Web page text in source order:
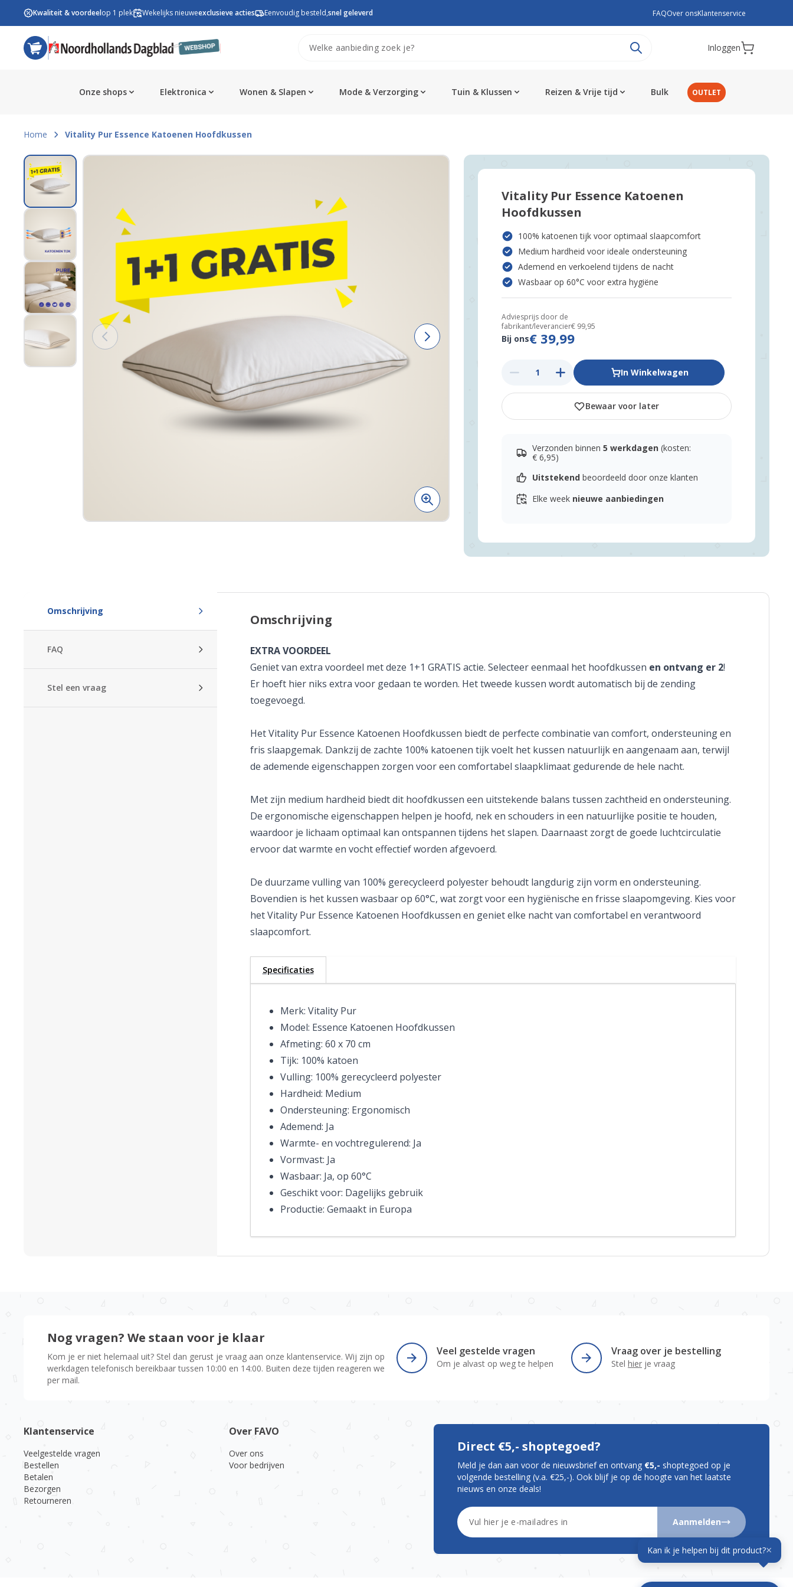
Ga naar de inhoud
Kwaliteit & voordeelop 1 plek Wekelijks nieuweexclusieve acties Eenvoudig besteld,snel geleverd FAQOver onsKlantenservice
Inloggen
Onze shops Elektronica Wonen & Slapen Mode & Verzorging Tuin & Klussen Reizen & Vrije tijd Bulk OUTLET
Home Vitality Pur Essence Katoenen Hoofdkussen
View larger image
View larger image
View larger image
View larger image
Vitality Pur Essence Katoenen
Hoofdkussen
100% katoenen tijk voor optimaal slaapcomfort
Medium hardheid voor ideale ondersteuning
Ademend en verkoelend tijdens de nacht
Wasbaar op 60°C voor extra hygiëne
Adviesprijs door de
fabrikant/leverancier€ 99,95
Bij ons€ 39,99
In Winkelwagen
Bewaar voor later
Verzonden binnen 5 werkdagen (kosten:
€ 6,95)
Uitstekend beoordeeld door onze klanten
Elke week nieuwe aanbiedingen
Omschrijving
FAQ
Stel een vraag
Omschrijving
EXTRA VOORDEEL
Geniet van extra voordeel met deze 1+1 GRATIS actie. Selecteer eenmaal het hoofdkussen en ontvang er 2!
Er hoeft hier niks extra voor gedaan te worden. Het tweede kussen wordt automatisch bij de zending
toegevoegd.
Het Vitality Pur Essence Katoenen Hoofdkussen biedt de perfecte combinatie van comfort, ondersteuning en
fris slaapgemak. Dankzij de zachte 100% katoenen tijk voelt het kussen natuurlijk en aangenaam aan, terwijl
de ademende eigenschappen zorgen voor een comfortabel slaapklimaat gedurende de hele nacht.
Met zijn medium hardheid biedt dit hoofdkussen een uitstekende balans tussen zachtheid en ondersteuning.
De ergonomische eigenschappen helpen je hoofd, nek en schouders in een natuurlijke positie te houden,
waardoor je lichaam optimaal kan ontspannen tijdens het slapen. Daarnaast zorgt de goede luchtcirculatie
ervoor dat warmte en vocht effectief worden afgevoerd.
De duurzame vulling van 100% gerecycleerd polyester behoudt langdurig zijn vorm en ondersteuning.
Bovendien is het kussen wasbaar op 60°C, wat zorgt voor een hygiënische en frisse slaapomgeving. Kies voor
het Vitality Pur Essence Katoenen Hoofdkussen en geniet elke nacht van comfortabel en verantwoord
slaapcomfort.
Specificaties
Merk: Vitality Pur
Model: Essence Katoenen Hoofdkussen
Afmeting: 60 x 70 cm
Tijk: 100% katoen
Vulling: 100% gerecycleerd polyester
Hardheid: Medium
Ondersteuning: Ergonomisch
Ademend: Ja
Warmte- en vochtregulerend: Ja
Vormvast: Ja
Wasbaar: Ja, op 60°C
Geschikt voor: Dagelijks gebruik
Productie: Gemaakt in Europa
Nog vragen? We staan voor je klaar
Kom je er niet helemaal uit? Stel dan gerust je vraag aan onze klantenservice. Wij zijn op
werkdagen telefonisch bereikbaar tussen 10:00 en 14:00. Buiten deze tijden reageren we
per mail.
Veel gestelde vragen
Om je alvast op weg te helpen
Vraag over je bestelling
Stel hier je vraag
Klantenservice
Veelgestelde vragen
Bestellen
Betalen
Bezorgen
Retourneren
Over FAVO
Over ons
Voor bedrijven
Direct €5,- shoptegoed?
Meld je dan aan voor de nieuwsbrief en ontvang €5,- shoptegoed op je
volgende bestelling (v.a. €25,-). Ook blijf je op de hoogte van het laatste
nieuws en onze deals!
E-mailadres
Aanmelden
Kan ik je helpen bij dit product?×